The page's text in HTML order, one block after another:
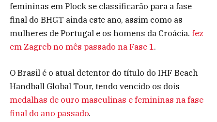
femininas em Plock se classificarão para a fase
final do BHGT ainda este ano, assim como as
mulheres de Portugal e os homens da Croácia. fez
em Zagreb no mês passado na Fase 1.
O Brasil é o atual detentor do título do IHF Beach
Handball Global Tour, tendo vencido os dois
medalhas de ouro masculinas e femininas na fase
final do ano passado.